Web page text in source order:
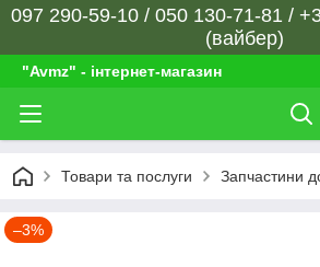
097 290-59-10 / 050 130-71-81 /
(вайбер)
"Avmz" - інтернет-магазин
Товари та послуги Запчастини
–3%